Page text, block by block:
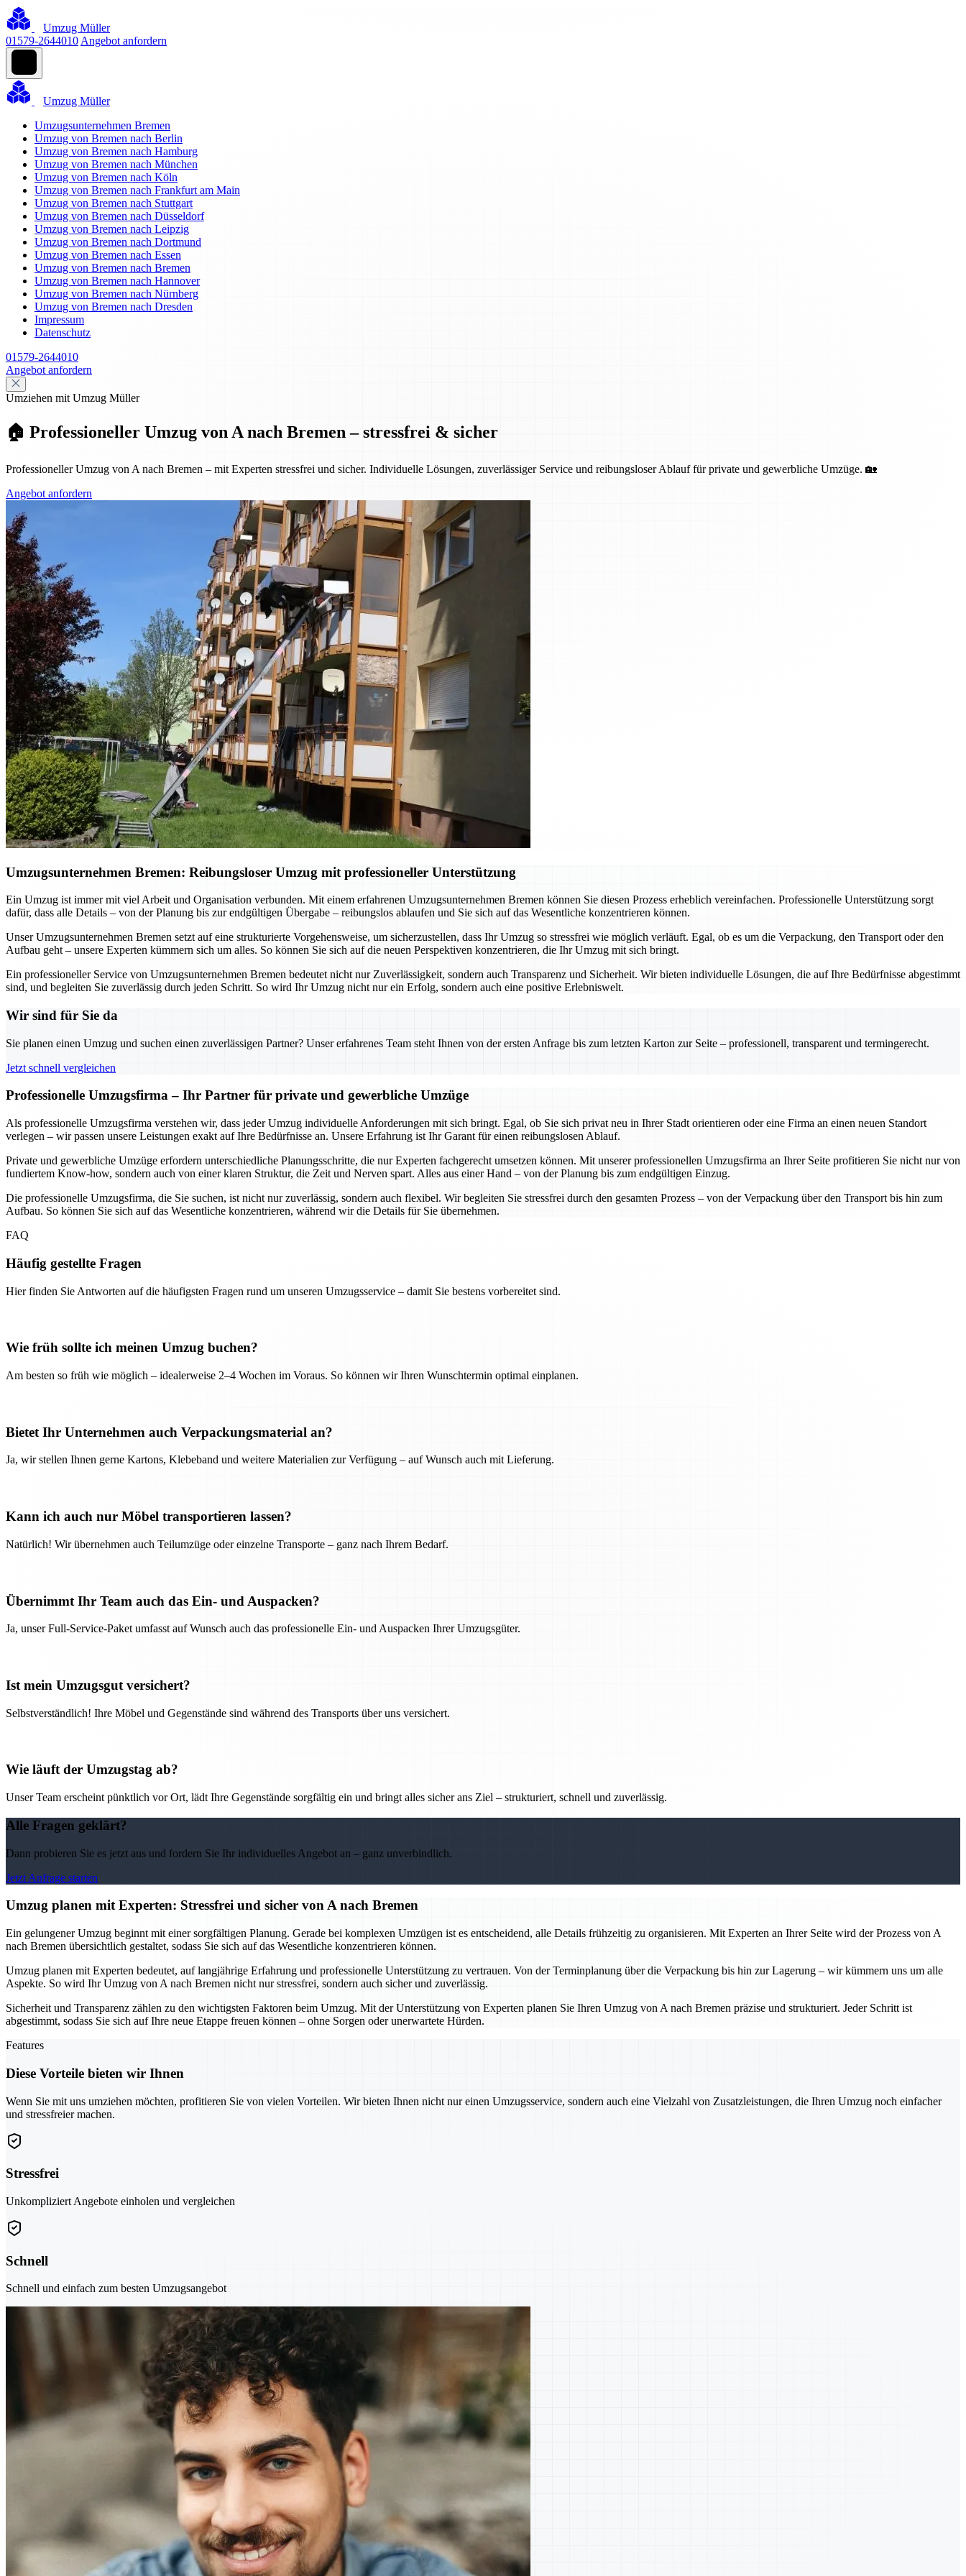
Umzug Müller
01579-2644010 Angebot anfordern
Umzug Müller
Umzugsunternehmen Bremen
Umzug von Bremen nach Berlin
Umzug von Bremen nach Hamburg
Umzug von Bremen nach München
Umzug von Bremen nach Köln
Umzug von Bremen nach Frankfurt am Main
Umzug von Bremen nach Stuttgart
Umzug von Bremen nach Düsseldorf
Umzug von Bremen nach Leipzig
Umzug von Bremen nach Dortmund
Umzug von Bremen nach Essen
Umzug von Bremen nach Bremen
Umzug von Bremen nach Hannover
Umzug von Bremen nach Nürnberg
Umzug von Bremen nach Dresden
Impressum
Datenschutz
01579-2644010
Angebot anfordern
Umziehen mit Umzug Müller
🏠 Professioneller Umzug von A nach Bremen – stressfrei & sicher
Professioneller Umzug von A nach Bremen – mit Experten stressfrei und sicher. Individuelle Lösungen, zuverlässiger Service und reibungsloser Ablauf für private und gewerbliche Umzüge. 🏡
Angebot anfordern
Umzugsunternehmen Bremen: Reibungsloser Umzug mit professioneller Unterstützung
Ein Umzug ist immer mit viel Arbeit und Organisation verbunden. Mit einem erfahrenen Umzugsunternehmen Bremen können Sie diesen Prozess erheblich vereinfachen. Professionelle Unterstützung sorgt
dafür, dass alle Details – von der Planung bis zur endgültigen Übergabe – reibungslos ablaufen und Sie sich auf das Wesentliche konzentrieren können.
Unser Umzugsunternehmen Bremen setzt auf eine strukturierte Vorgehensweise, um sicherzustellen, dass Ihr Umzug so stressfrei wie möglich verläuft. Egal, ob es um die Verpackung, den Transport oder den
Aufbau geht – unsere Experten kümmern sich um alles. So können Sie sich auf die neuen Perspektiven konzentrieren, die Ihr Umzug mit sich bringt.
Ein professioneller Service von Umzugsunternehmen Bremen bedeutet nicht nur Zuverlässigkeit, sondern auch Transparenz und Sicherheit. Wir bieten individuelle Lösungen, die auf Ihre Bedürfnisse abgestimmt
sind, und begleiten Sie zuverlässig durch jeden Schritt. So wird Ihr Umzug nicht nur ein Erfolg, sondern auch eine positive Erlebniswelt.
Wir sind für Sie da
Sie planen einen Umzug und suchen einen zuverlässigen Partner? Unser erfahrenes Team steht Ihnen von der ersten Anfrage bis zum letzten Karton zur Seite – professionell, transparent und termingerecht.
Jetzt schnell vergleichen
Professionelle Umzugsfirma – Ihr Partner für private und gewerbliche Umzüge
Als professionelle Umzugsfirma verstehen wir, dass jeder Umzug individuelle Anforderungen mit sich bringt. Egal, ob Sie sich privat neu in Ihrer Stadt orientieren oder eine Firma an einen neuen Standort
verlegen – wir passen unsere Leistungen exakt auf Ihre Bedürfnisse an. Unsere Erfahrung ist Ihr Garant für einen reibungslosen Ablauf.
Private und gewerbliche Umzüge erfordern unterschiedliche Planungsschritte, die nur Experten fachgerecht umsetzen können. Mit unserer professionellen Umzugsfirma an Ihrer Seite profitieren Sie nicht nur von
fundiertem Know-how, sondern auch von einer klaren Struktur, die Zeit und Nerven spart. Alles aus einer Hand – von der Planung bis zum endgültigen Einzug.
Die professionelle Umzugsfirma, die Sie suchen, ist nicht nur zuverlässig, sondern auch flexibel. Wir begleiten Sie stressfrei durch den gesamten Prozess – von der Verpackung über den Transport bis hin zum
Aufbau. So können Sie sich auf das Wesentliche konzentrieren, während wir die Details für Sie übernehmen.
FAQ
Häufig gestellte Fragen
Hier finden Sie Antworten auf die häufigsten Fragen rund um unseren Umzugsservice – damit Sie bestens vorbereitet sind.
Wie früh sollte ich meinen Umzug buchen?
Am besten so früh wie möglich – idealerweise 2–4 Wochen im Voraus. So können wir Ihren Wunschtermin optimal einplanen.
Bietet Ihr Unternehmen auch Verpackungsmaterial an?
Ja, wir stellen Ihnen gerne Kartons, Klebeband und weitere Materialien zur Verfügung – auf Wunsch auch mit Lieferung.
Kann ich auch nur Möbel transportieren lassen?
Natürlich! Wir übernehmen auch Teilumzüge oder einzelne Transporte – ganz nach Ihrem Bedarf.
Übernimmt Ihr Team auch das Ein- und Auspacken?
Ja, unser Full-Service-Paket umfasst auf Wunsch auch das professionelle Ein- und Auspacken Ihrer Umzugsgüter.
Ist mein Umzugsgut versichert?
Selbstverständlich! Ihre Möbel und Gegenstände sind während des Transports über uns versichert.
Wie läuft der Umzugstag ab?
Unser Team erscheint pünktlich vor Ort, lädt Ihre Gegenstände sorgfältig ein und bringt alles sicher ans Ziel – strukturiert, schnell und zuverlässig.
Alle Fragen geklärt?
Dann probieren Sie es jetzt aus und fordern Sie Ihr individuelles Angebot an – ganz unverbindlich.
Jetzt Anfrage starten
Umzug planen mit Experten: Stressfrei und sicher von A nach Bremen
Ein gelungener Umzug beginnt mit einer sorgfältigen Planung. Gerade bei komplexen Umzügen ist es entscheidend, alle Details frühzeitig zu organisieren. Mit Experten an Ihrer Seite wird der Prozess von A
nach Bremen übersichtlich gestaltet, sodass Sie sich auf das Wesentliche konzentrieren können.
Umzug planen mit Experten bedeutet, auf langjährige Erfahrung und professionelle Unterstützung zu vertrauen. Von der Terminplanung über die Verpackung bis hin zur Lagerung – wir kümmern uns um alle
Aspekte. So wird Ihr Umzug von A nach Bremen nicht nur stressfrei, sondern auch sicher und zuverlässig.
Sicherheit und Transparenz zählen zu den wichtigsten Faktoren beim Umzug. Mit der Unterstützung von Experten planen Sie Ihren Umzug von A nach Bremen präzise und strukturiert. Jeder Schritt ist
abgestimmt, sodass Sie sich auf Ihre neue Etappe freuen können – ohne Sorgen oder unerwartete Hürden.
Features
Diese Vorteile bieten wir Ihnen
Wenn Sie mit uns umziehen möchten, profitieren Sie von vielen Vorteilen. Wir bieten Ihnen nicht nur einen Umzugsservice, sondern auch eine Vielzahl von Zusatzleistungen, die Ihren Umzug noch einfacher
und stressfreier machen.
Stressfrei
Unkompliziert Angebote einholen und vergleichen
Schnell
Schnell und einfach zum besten Umzugsangebot